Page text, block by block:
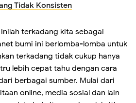
Tidak Konsisten
terkadang kita sebagai
bumi ini berlomba-lomba untuk
terkadang tidak cukup hanya
lebih cepat tahu dengan cara
berbagai sumber. Mulai dari
online, media sosial dan lain